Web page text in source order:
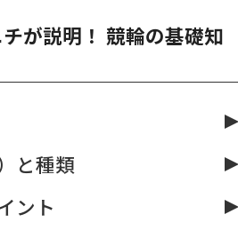
が説明！ 競輪の基礎知
と種類
ント